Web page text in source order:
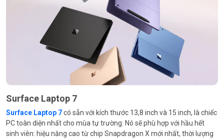
Surface Laptop 7
Surface Laptop 7có sẵn với kích thước 13,8 inch và 15 inch, là chiếc
PC toàn diện nhất cho mùa tự trường. Nó sẽ phù hợp với hầu hết
sinh viên: hiệu năng cao từ chip Snapdragon X mới nhất, thời lượng